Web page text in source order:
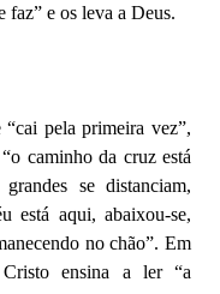
faz” e os leva a Deus.
“cai pela primeira vez”,
caminho da cruz está
se distanciam,
está aqui, abaixou-se,
no chão”. Em
ensina a ler “a